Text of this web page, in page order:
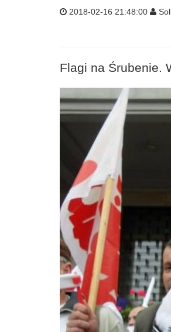
2018-02-16 21:48:00
Flagi na Śrubenie.